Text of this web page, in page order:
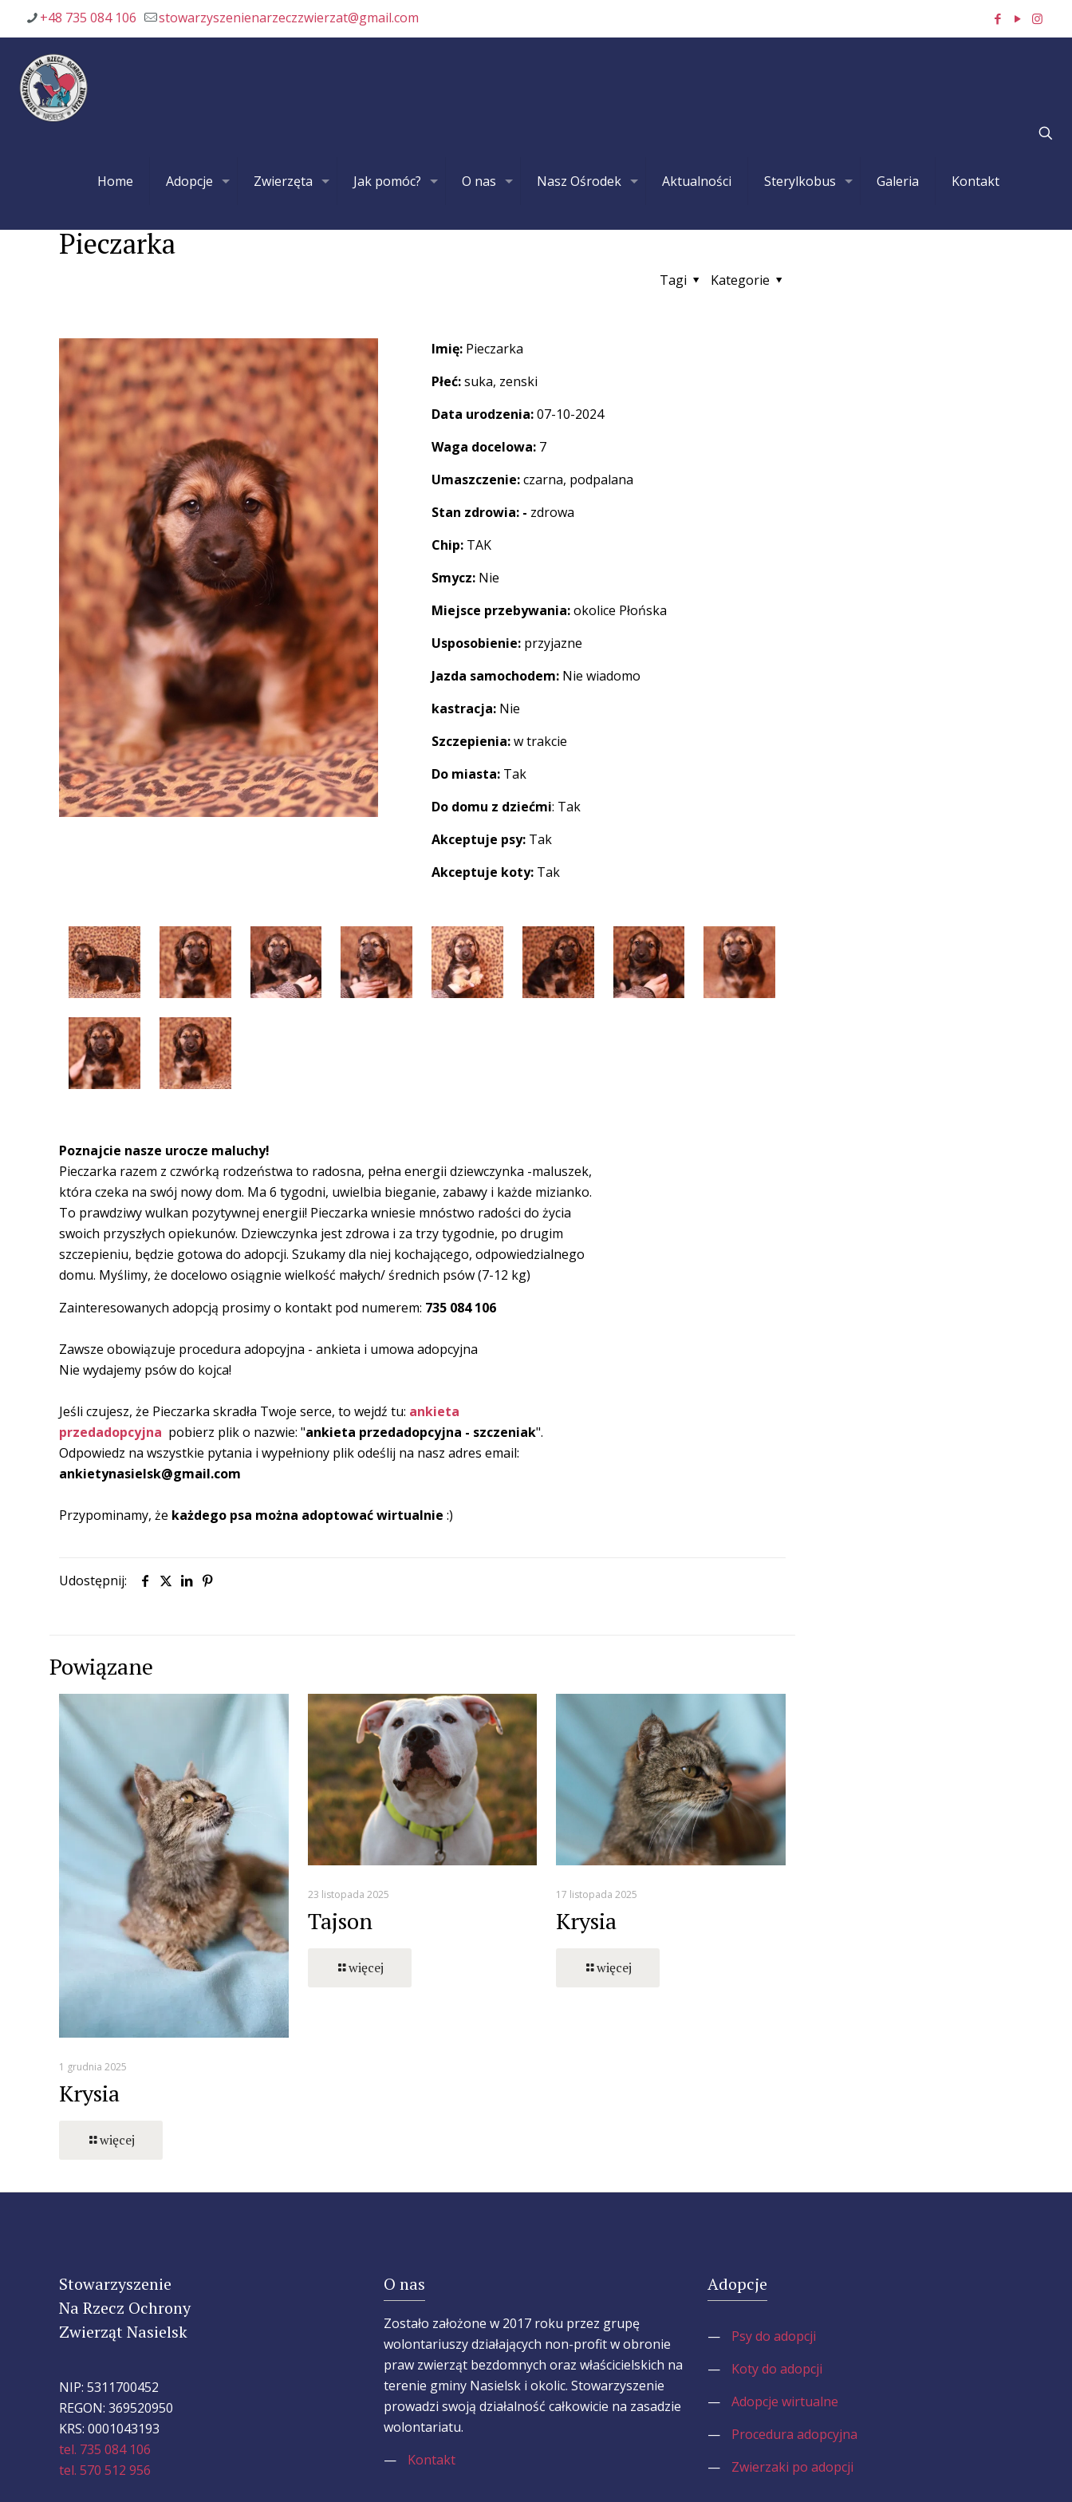
+48 735 084 106 stowarzyszenienarzeczzwierzat@gmail.com
Home Adopcje Zwierzęta Jak pomóc? O nas Nasz Ośrodek Aktualności Sterylkobus Galeria Kontakt
Pieczarka
Kategorie
Tagi
Imię: Pieczarka
Płeć:suka, zenski
Data urodzenia:07-10-2024
Waga docelowa: 7
Umaszczenie:czarna, podpalana
Stan zdrowia: - zdrowa
Chip: TAK
Smycz: Nie
Miejsce przebywania:okolice Płońska
Usposobienie: przyjazne
Jazda samochodem: Nie wiadomo
kastracja: Nie
Szczepienia:w trakcie
Do miasta: Tak
Do domu z dziećmi: Tak
Akceptuje psy: Tak
Akceptuje koty: Tak
Poznajcie nasze urocze maluchy!
Pieczarka razem z czwórką rodzeństwa to radosna, pełna energii dziewczynka -maluszek,
która czeka na swój nowy dom. Ma 6 tygodni, uwielbia bieganie, zabawy i każde mizianko.
To prawdziwy wulkan pozytywnej energii! Pieczarka wniesie mnóstwo radości do życia
swoich przyszłych opiekunów. Dziewczynka jest zdrowa i za trzy tygodnie, po drugim
szczepieniu, będzie gotowa do adopcji. Szukamy dla niej kochającego, odpowiedzialnego
domu. Myślimy, że docelowo osiągnie wielkość małych/ średnich psów (7-12 kg)
Zainteresowanych adopcją prosimy o kontakt pod numerem: 735 084 106
Zawsze obowiązuje procedura adopcyjna - ankieta i umowa adopcyjna
Nie wydajemy psów do kojca!
Jeśli czujesz, że Pieczarka skradła Twoje serce, to wejdź tu: ankieta
przedadopcyjna pobierz plik o nazwie: "ankieta przedadopcyjna - szczeniak".
Odpowiedz na wszystkie pytania i wypełniony plik odeślij na nasz adres email:
ankietynasielsk@gmail.com
Przypominamy, że każdego psa można adoptować wirtualnie :)
Udostępnij:
Powiązane
1 grudnia 2025
Krysia
więcej
23 listopada 2025
Tajson
więcej
17 listopada 2025
Krysia
więcej
Stowarzyszenie
Na Rzecz Ochrony
Zwierząt Nasielsk
NIP: 5311700452
REGON: 369520950
KRS: 0001043193
tel. 735 084 106
tel. 570 512 956
O nas
Zostało założone w 2017 roku przez grupę
wolontariuszy działających non-profit w obronie
praw zwierząt bezdomnych oraz właścicielskich na
terenie gminy Nasielsk i okolic. Stowarzyszenie
prowadzi swoją działalność całkowicie na zasadzie
wolontariatu.
—
Kontakt
Adopcje
—
Psy do adopcji
—
Koty do adopcji
—
Adopcje wirtualne
—
Procedura adopcyjna
—
Zwierzaki po adopcji